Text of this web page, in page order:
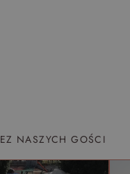
NASZYCH GOŚCI